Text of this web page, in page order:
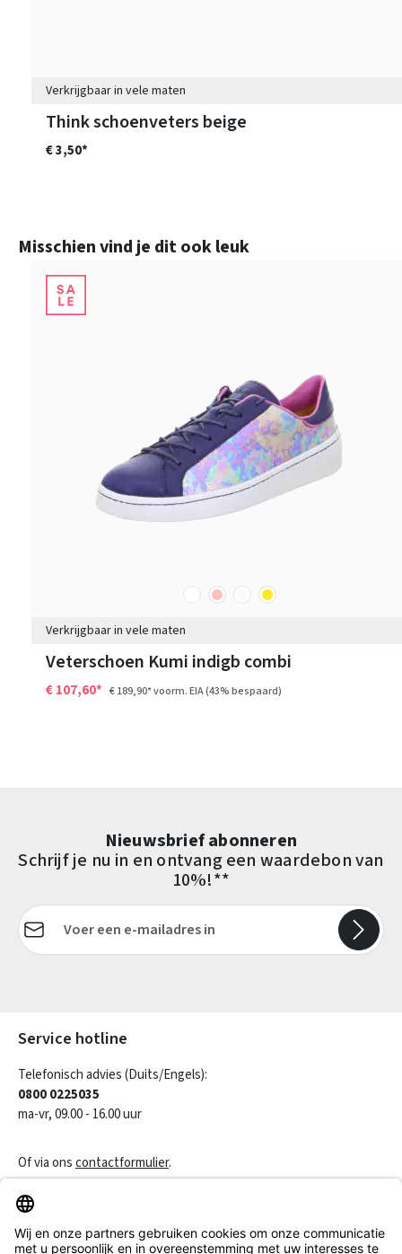
Verkrijgbaar in vele maten
Think schoenveters beige
€ 3,50*
Productgalerij overslaan
Misschien vind je dit ook leuk
roze overige
geel
Verkrijgbaar in vele maten
Veterschoen Kumi indigb combi
€ 107,60* € 189,90*voorm. EIA(43% bespaard)
Nieuwsbrief abonneren
Schrijf je nu in en ontvang een waardebon van
10%!**
E-mailadres*
Service hotline
Telefonisch advies (Duits/Engels):
0800 0225035
ma-vr, 09.00 - 16.00 uur
Of via onscontactformulier.